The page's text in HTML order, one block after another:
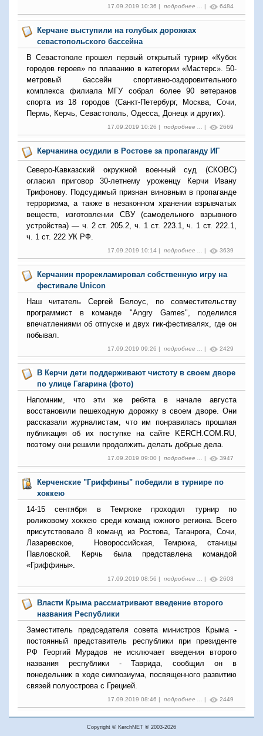
17.09.2019 10:36 | подробнее ... | 6484
Керчане выступили на голубых дорожках
севастопольского бассейна
В Севастополе прошел первый открытый турнир «Кубок
городов героев» по плаванию в категории «Мастерс». 50-
метровый бассейн спортивно-оздоровительного
комплекса филиала МГУ собрал более 90 ветеранов
спорта из 18 городов (Санкт-Петербург, Москва, Сочи,
Пермь, Керчь, Севастополь, Одесса, Донецк и других).
17.09.2019 10:26 | подробнее ... | 2669
Керчанина осудили в Ростове за пропаганду ИГ
Северо-Кавказский окружной военный суд (СКОВС)
огласил приговор 30-летнему уроженцу Керчи Ивану
Трифонову. Подсудимый признан виновным в пропаганде
терроризма, а также в незаконном хранении взрывчатых
веществ, изготовлении СВУ (самодельного взрывного
устройства) — ч. 2 ст. 205.2, ч. 1 ст. 223.1, ч. 1 ст. 222.1,
ч. 1 ст. 222 УК РФ.
17.09.2019 10:14 | подробнее ... | 3639
Керчанин прорекламировал собственную игру на
фестивале Unicon
Наш читатель Сергей Белоус, по совместительству
программист в команде "Angry Games", поделился
впечатлениями об отпуске и двух гик-фестивалях, где он
побывал.
17.09.2019 09:26 | подробнее ... | 2429
В Керчи дети поддерживают чистоту в своем дворе
по улице Гагарина (фото)
Напомним, что эти же ребята в начале августа
восстановили пешеходную дорожку в своем дворе. Они
рассказали журналистам, что им понравилась прошлая
публикация об их поступке на сайте KERCH.COM.RU,
поэтому они решили продолжить делать добрые дела.
17.09.2019 09:00 | подробнее ... | 3947
Керченские "Гриффины" победили в турнире по
хоккею
14-15 сентября в Темрюке проходил турнир по
роликовому хоккею среди команд южного региона. Всего
присутствовало 8 команд из Ростова, Таганрога, Сочи,
Лазаревское, Новороссийская, Темрюка, станицы
Павловской. Керчь была представлена командой
«Гриффины».
17.09.2019 08:56 | подробнее ... | 2603
Власти Крыма рассматривают введение второго
названия Республики
Заместитель председателя совета министров Крыма -
постоянный представитель республики при президенте
РФ Георгий Мурадов не исключает введения второго
названия республики - Таврида, сообщил он в
понедельник в ходе симпозиума, посвященного развитию
связей полуострова с Грецией.
17.09.2019 08:46 | подробнее ... | 2449
Copyright © KerchNET ® 2003-2026